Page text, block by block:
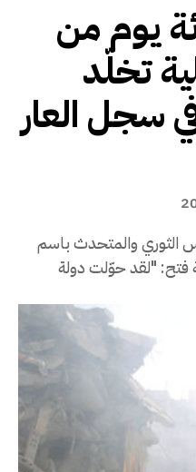
يوم من
تخلّد
سجل العار
الثوري والمتحدث باسم
فتح: "لقد حوّلت دولة